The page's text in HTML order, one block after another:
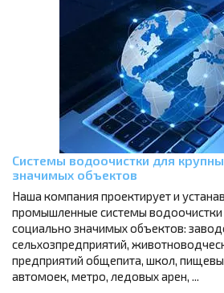
Системы водоочистки для
значимых объектов
Наша компания проектирует и
промышленные системы водоочистки
социально значимых объектов:
сельхозпредприятий,
предприятий общепита, школ,
автомоек, метро, ледовых арен, ...